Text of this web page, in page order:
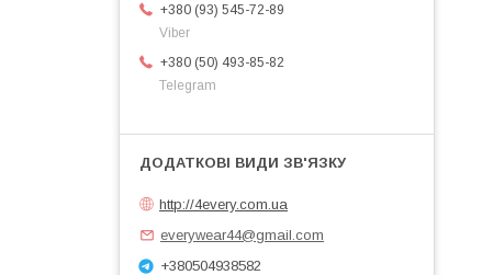
+380 (93) 545-72-89
Viber
+380 (50) 493-85-82
Telegram
http://4every.com.ua
everywear44@gmail.com
+380504938582